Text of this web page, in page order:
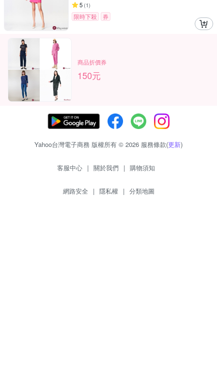
5 (1)
限時下殺 券
商品折價券
150元
Yahoo台灣電子商務 版權所有 © 2026 服務條款(更新)
客服中心 | 關於我們 | 購物須知
網路安全 | 隱私權 | 分類地圖